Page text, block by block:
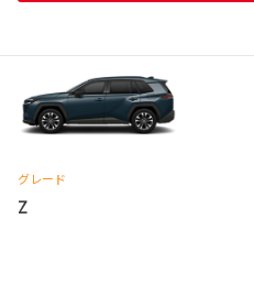
グレード
Z